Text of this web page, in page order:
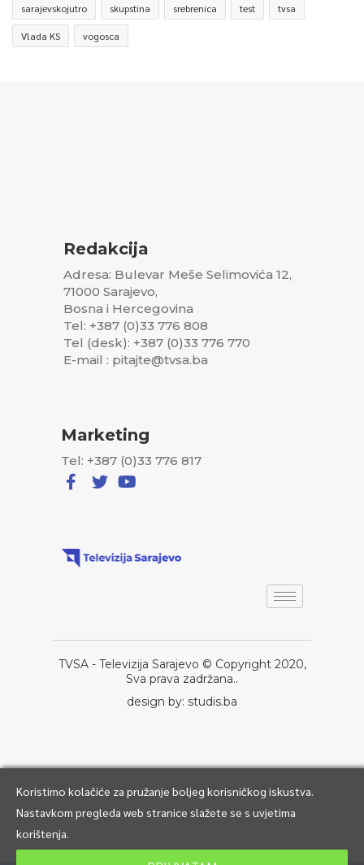
sarajevskojutro skupstina srebrenica test tvsa
Vlada KS vogosca
Redakcija
Adresa: Bulevar Meše Selimovića 12,
71000 Sarajevo,
Bosna i Hercegovina
Tel: +387 (0)33 776 808
Tel (desk): +387 (0)33 776 770
E-mail : pitajte@tvsa.ba
Marketing
Tel: +387 (0)33 776 817
TVSA - Televizija Sarajevo © Copyright 2020,
Sva prava zadržana..
design by: studis.ba
Koristimo kolačiće za pružanje boljeg korisničkog iskustva.
Nastavkom pregleda web stranice slažete se s uvjetima
korištenja.